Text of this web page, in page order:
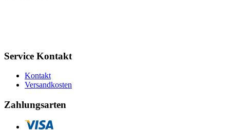
Service Kontakt
Kontakt
Versandkosten
Zahlungsarten